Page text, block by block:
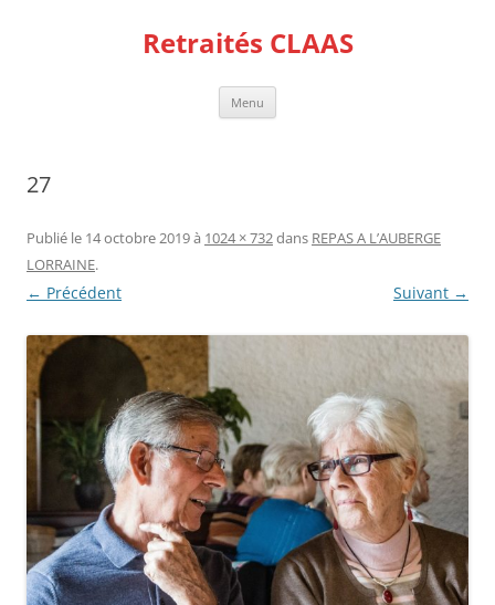
Retraités CLAAS
Menu
27
Publié le 14 octobre 2019à 1024 × 732dans REPAS A L’AUBERGE
LORRAINE.
← Précédent Suivant →